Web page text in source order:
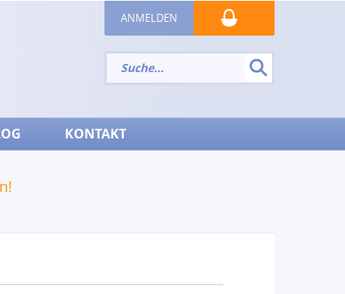
ANMELDEN
KONTAKT